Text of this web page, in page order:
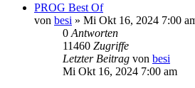
PROG Best Of
von besi » Mi Okt 16, 2024 7:00
0 Antworten
11460 Zugriffe
Letzter Beitrag von besi
Mi Okt 16, 2024 7:00 am